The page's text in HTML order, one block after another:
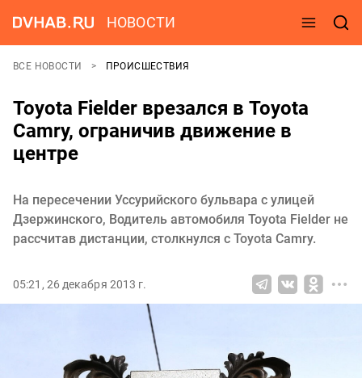
НОВОСТИ
ВСЕ НОВОСТИ ПРОИСШЕСТВИЯ
Toyota Fielder врезался в Toyota
Camry, ограничив движение в
центре
На пересечении Уссурийского бульвара с улицей
Дзержинского, Водитель автомобиля Toyota Fielder не
рассчитав дистанции, столкнулся с Toyota Camry.
05:21, 26 декабря 2013 г.